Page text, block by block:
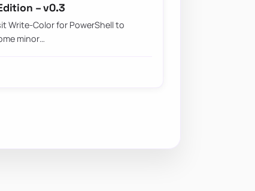
– v0.3
Write-Color for PowerShell to
minor…